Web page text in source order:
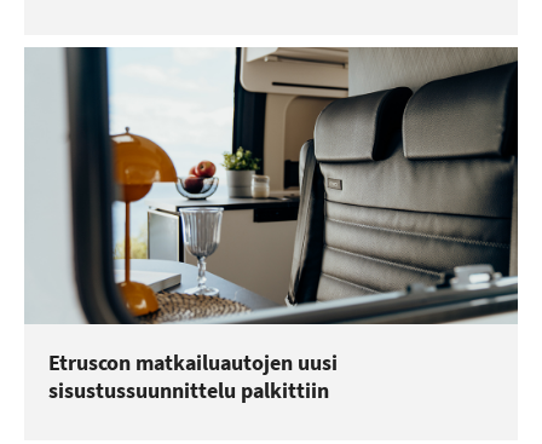
Etruscon matkailuautojen uusi
sisustussuunnittelu palkittiin